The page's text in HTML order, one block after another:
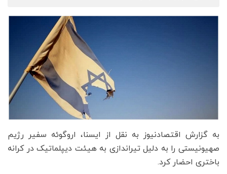
به گزارش اقتصادنیوز به نقل از ایسنا، اروگوئه سفیر رژیم
صهیونیستی را به دلیل تیراندازی به هیئت دیپلماتیک در کرانه
باختری احضار کرد.